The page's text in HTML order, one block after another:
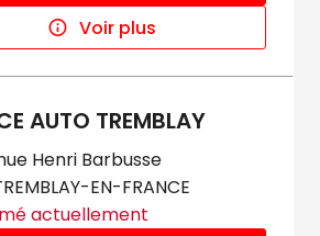
Voir plus
AUTO TREMBLAY
Henri Barbusse
EN-FRANCE
actuellement